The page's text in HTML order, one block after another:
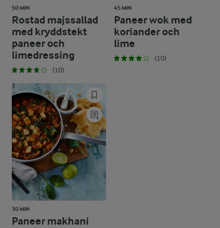
50 MIN
Rostad majssallad
med kryddstekt
paneer och
limedressing
(10)
45 MIN
Paneer wok med
koriander och
lime
(10)
30 MIN
Paneer makhani